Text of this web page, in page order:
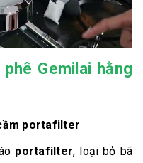
Gemilai hằng
portafilter
portafilter, loại bỏ bã